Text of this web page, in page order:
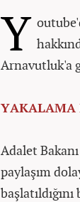
Y
Arnavutluk'a
Adalet
paylaşım